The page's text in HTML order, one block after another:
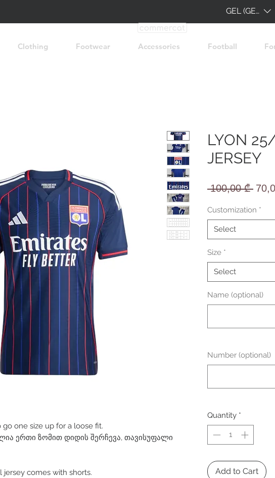
GEL (GEL)
Clothing Footwear Accessories Football
one size up for a loose fit.
ერთი ზომით დიდის შერჩევა, თავისუფალი
jersey comes with shorts.
LYON
JERSEY
100,00 ₾
Customization *
Select
Size *
Select
Name (optional)
Number (optional)
Quantity *
Add to Cart